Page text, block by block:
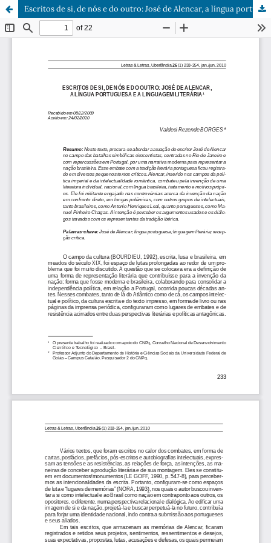
Escritos de si, de nós e do outro: José de Alencar, a língua portuguesa e a linguagem literária